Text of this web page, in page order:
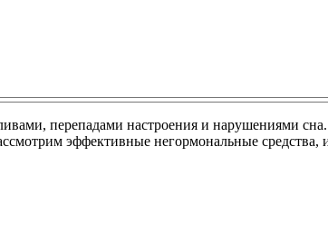
перепадами настроения и нарушениями
эффективные негормональные средства,